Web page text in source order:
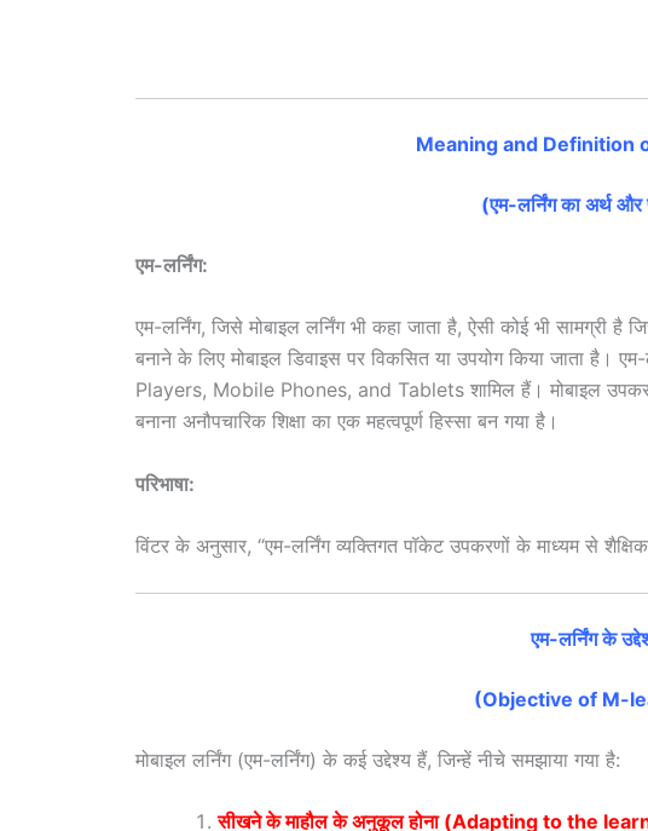
Meaning and Definition
(एम-लर्निंग का अर्थ और
एम-लर्निंग:
एम-लर्निंग, जिसे मोबाइल लर्निंग भी कहा जाता है, ऐसी कोई भी
बनाने के लिए मोबाइल डिवाइस पर विकसित या उपयोग किया जाता है।
Players, Mobile Phones, and Tablets शामिल हैं। मोबाइल
बनाना अनौपचारिक शिक्षा का एक महत्वपूर्ण हिस्सा बन गया है।
परिभाषा:
विंटर के अनुसार, “एम-लर्निंग व्यक्तिगत पॉकेट उपकरणों के माध्यम से
एम-लर्निंग के
(Objective of M-
मोबाइल लर्निंग (एम-लर्निंग) के कई उद्देश्य हैं, जिन्हें नीचे समझाया गया है:
सीखने के माहौल के अनुकूल होना (Adapting to the